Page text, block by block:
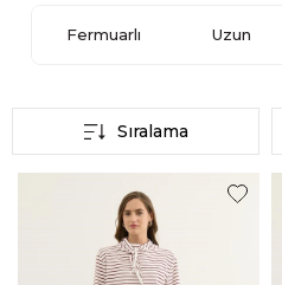
Fermuarlı Uzun
Sıralama